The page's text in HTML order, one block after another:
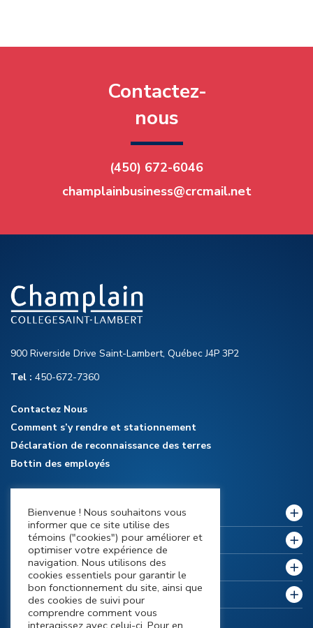
Contactez-
nous
(450) 672-6046
champlainbusiness@crcmail.net
900 Riverside Drive Saint-Lambert, Québec J4P 3P2
Tel : 450-672-7360
Contactez Nous
Comment s’y rendre et stationnement
Déclaration de reconnaissance des terres
Bottin des employés
Notre collège
Politiques et règlements
Futurs étudiants
Étudiants actuels
Bienvenue ! Nous souhaitons vous
informer que ce site utilise des
témoins ("cookies") pour améliorer et
optimiser votre expérience de
navigation. Nous utilisons des
cookies essentiels pour garantir le
bon fonctionnement du site, ainsi que
des cookies de suivi pour
comprendre comment vous
interagissez avec celui-ci. Pour en